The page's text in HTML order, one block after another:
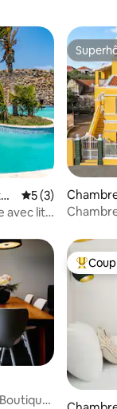
Évaluation
5 (3)
avec lits
Coups